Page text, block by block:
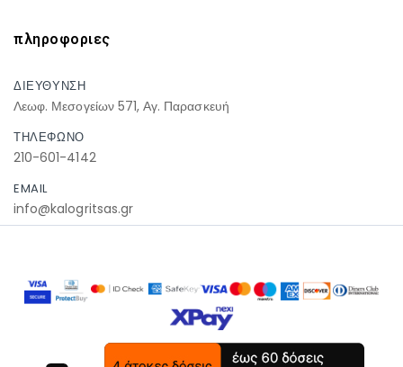
πληροφοριες
ΔΙΕΥΘΥΝΣΗ
Λεωφ. Μεσογείων 571, Αγ. Παρασκευή
ΤΗΛΕΦΩΝΟ
210-601-4142
EMAIL
info@kalogritsas.gr